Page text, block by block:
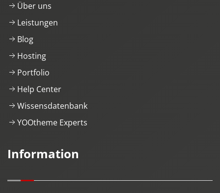
Über uns
Leistungen
Blog
Hosting
Portfolio
Help Center
Wissensdatenbank
YOOtheme Experts
Information